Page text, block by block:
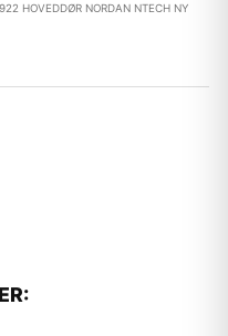
HOVEDDØR NORDAN NTECH NY